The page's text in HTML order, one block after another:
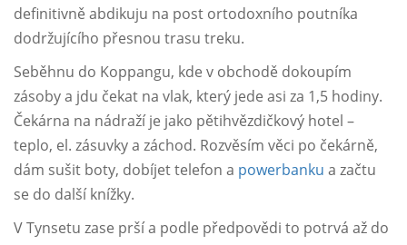
definitivně abdikuju na post ortodoxního poutníka
dodržujícího přesnou trasu treku.
Seběhnu do Koppangu, kde v obchodě dokoupím
zásoby a jdu čekat na vlak, který jede asi za 1,5 hodiny.
Čekárna na nádraží je jako pětihvězdičkový hotel –
teplo, el. zásuvky a záchod. Rozvěsím věci po čekárně,
dám sušit boty, dobíjet telefon a powerbanku a začtu
se do další knížky.
V Tynsetu zase prší a podle předpovědi to potrvá až do